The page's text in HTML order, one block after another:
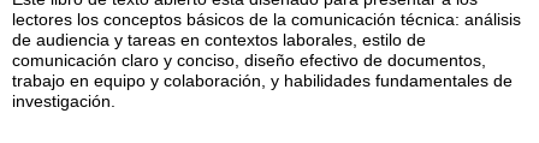
¿Qué
es
la
comunicación
técnica?
lectores los conceptos básicos de la comunicación técnica: análisis
de audiencia y tareas en contextos laborales, estilo de
comunicación claro y conciso, diseño efectivo de documentos,
trabajo en equipo y colaboración, y habilidades fundamentales de
investigación.